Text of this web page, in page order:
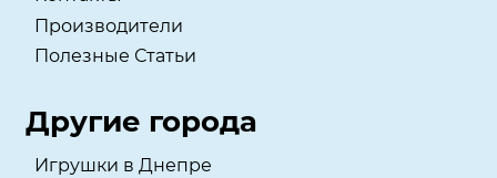
Производители
Полезные Статьи
Другие города
Игрушки в Днепре